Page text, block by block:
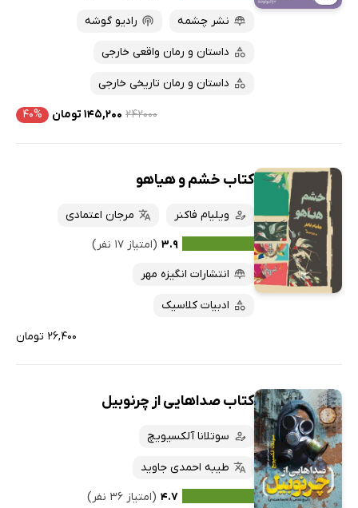
نشر چشمه
رادیو گوشه
داستان و رمان واقعی خارجی
داستان و رمان تاریخی خارجی
۲۴۲۰۰۰ ۱۴۵,۲۰۰ تومان ۴۰%
کتاب خشم و هیاهو
ویلیام فاکنر
مرجان اعتمادی
۳.۹ (امتیاز ۱۷ نفر)
انتشارات انگیزه مهر
ادبیات کلاسیک
۲۶,۴۰۰ تومان
کتاب صداهایی از چرنوبیل
سوتلانا آلکسیویچ
طیبه احمدی جاوید
۴.۷ (امتیاز ۳۶ نفر)